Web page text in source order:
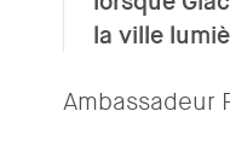
la ville
Ambassadeur